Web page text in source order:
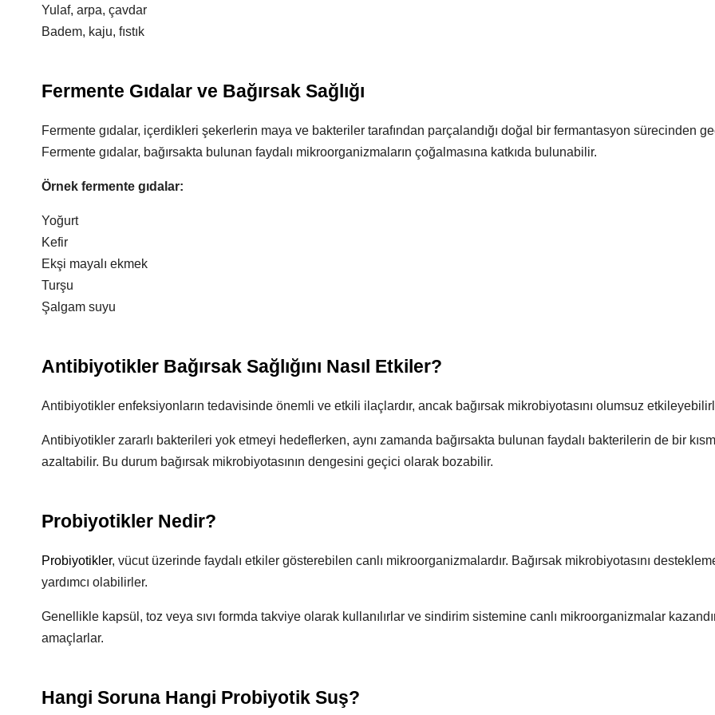
Yulaf, arpa, çavdar
Badem, kaju, fıstık
Fermente Gıdalar ve Bağırsak Sağlığı
Fermente gıdalar, içerdikleri şekerlerin maya ve bakteriler tarafından parçalandığı doğal bir fermantasyon sürecinden
Fermente gıdalar, bağırsakta bulunan faydalı mikroorganizmaların çoğalmasına katkıda bulunabilir.
Örnek fermente gıdalar:
Yoğurt
Kefir
Ekşi mayalı ekmek
Turşu
Şalgam suyu
Antibiyotikler Bağırsak Sağlığını Nasıl Etkiler?
Antibiyotikler enfeksiyonların tedavisinde önemli ve etkili ilaçlardır, ancak bağırsak mikrobiyotasını olumsuz
Antibiyotikler zararlı bakterileri yok etmeyi hedeflerken, aynı zamanda bağırsakta bulunan faydalı bakterilerin de bir
azaltabilir. Bu durum bağırsak mikrobiyotasının dengesini geçici olarak bozabilir.
Probiyotikler Nedir?
Probiyotikler, vücut üzerinde faydalı etkiler gösterebilen canlı mikroorganizmalardır. Bağırsak mikrobiyotasını
yardımcı olabilirler.
Genellikle kapsül, toz veya sıvı formda takviye olarak kullanılırlar ve sindirim sistemine canlı mikroorganizmalar
amaçlarlar.
Hangi Soruna Hangi Probiyotik Suş?